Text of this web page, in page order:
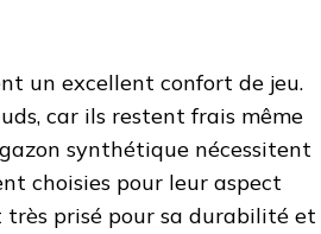
un excellent confort de jeu.
car ils restent frais même
synthétique nécessitent
choisies pour leur aspect
prisé pour sa durabilité et